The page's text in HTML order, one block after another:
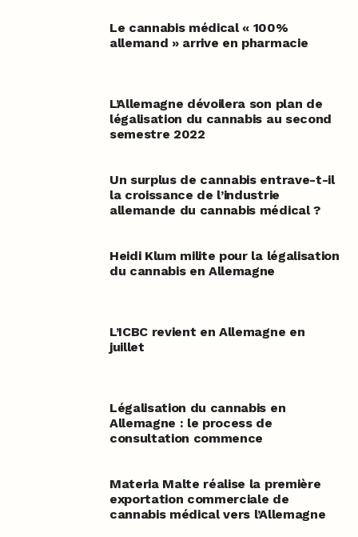
Le cannabis médical « 100%
allemand » arrive en pharmacie
L’Allemagne dévoilera son plan de
légalisation du cannabis au second
semestre 2022
Un surplus de cannabis entrave-t-il
la croissance de l’industrie
allemande du cannabis médical ?
Heidi Klum milite pour la légalisation
du cannabis en Allemagne
L’ICBC revient en Allemagne en
juillet
Légalisation du cannabis en
Allemagne : le process de
consultation commence
Materia Malte réalise la première
exportation commerciale de
cannabis médical vers l’Allemagne